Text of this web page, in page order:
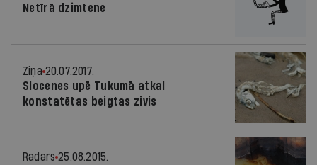
Netīrā dzimtene
Ziņa 20.07.2017.
Slocenes upē Tukumā atkal
konstatētas beigtas zivis
Radars 25.08.2015.